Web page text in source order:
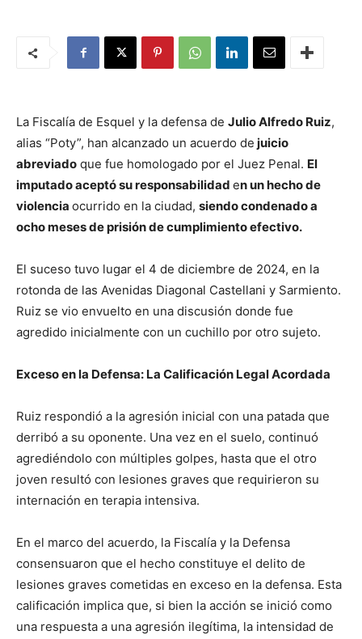
La Fiscalía de Esquel y la defensa de Julio Alfredo Ruiz,
alias “Poty”, han alcanzado un acuerdo de juicio
abreviado que fue homologado por el Juez Penal. El
imputado aceptó su responsabilidad en un hecho de
violencia ocurrido en la ciudad, siendo condenado a
ocho meses de prisión de cumplimiento efectivo.
El suceso tuvo lugar el 4 de diciembre de 2024, en la
rotonda de las Avenidas Diagonal Castellani y Sarmiento.
Ruiz se vio envuelto en una discusión donde fue
agredido inicialmente con un cuchillo por otro sujeto.
Exceso en la Defensa: La Calificación Legal Acordada
Ruiz respondió a la agresión inicial con una patada que
derribó a su oponente. Una vez en el suelo, continuó
agrediéndolo con múltiples golpes, hasta que el otro
joven resultó con lesiones graves que requirieron su
internación en terapia intensiva.
En el marco del acuerdo, la Fiscalía y la Defensa
consensuaron que el hecho constituye el delito de
lesiones graves cometidas en exceso en la defensa. Esta
calificación implica que, si bien la acción se inició como
una respuesta a una agresión ilegítima, la intensidad de